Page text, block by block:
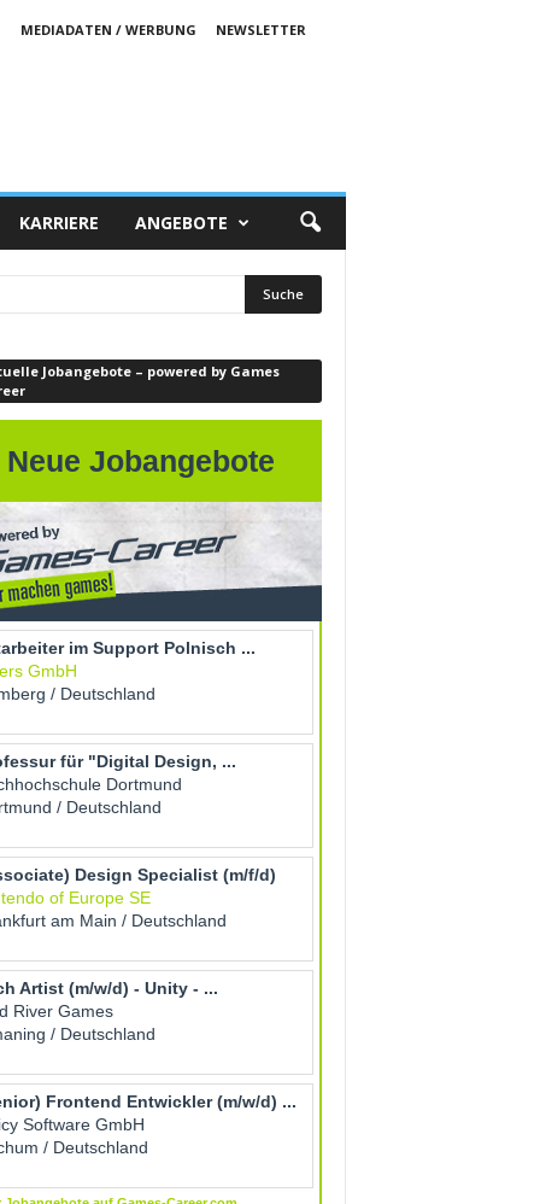
MEDIADATEN / WERBUNG NEWSLETTER
KARRIERE ANGEBOTE
Jobangebote – powered by Games